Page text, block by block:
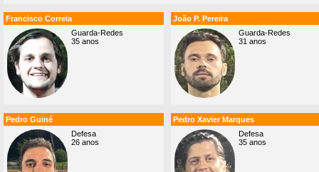
Francisco Correia
Guarda-Redes
35 anos
João P. Pereira
Guarda-Redes
31 anos
Pedro Guiné
Defesa
26 anos
Pedro Xavier Marques
Defesa
35 anos